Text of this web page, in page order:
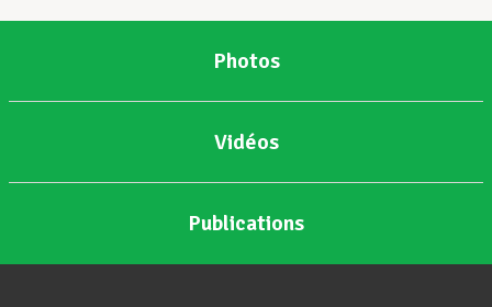
Photos
Vidéos
Publications